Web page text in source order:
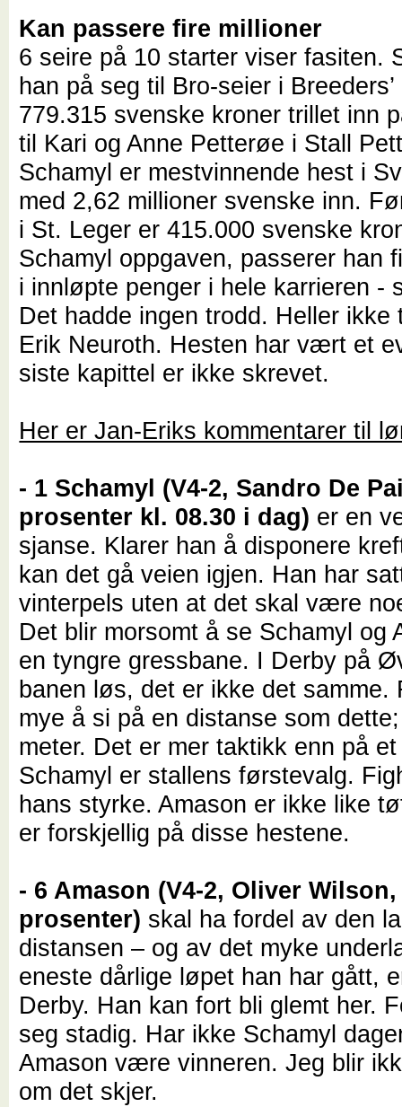
Kan passere fire millioner
6 seire på 10 starter viser fasiten.
han på seg til Bro-seier i
779.315 svenske kroner trillet inn
til Kari og Anne Petterøe i Stall
Schamyl er mestvinnende hest i
med 2,62 millioner svenske inn.
i St. Leger er 415.000 svenske
Schamyl oppgaven, passerer han
i innløpte penger i hele karrieren -
Det hadde ingen trodd. Heller ikke
Erik Neuroth. Hesten har vært et
siste kapittel er ikke skrevet.
Her er Jan-Eriks kommentarer til
- 1 Schamyl (V4-2, Sandro De
prosenter kl. 08.30 i dag) er en
sjanse. Klarer han å disponere
kan det gå veien igjen. Han har
vinterpels uten at det skal være
Det blir morsomt å se Schamyl og
en tyngre gressbane. I Derby på
banen løs, det er ikke det samme.
mye å si på en distanse som
meter. Det er mer taktikk enn på
Schamyl er stallens førstevalg.
hans styrke. Amason er ikke like
er forskjellig på disse hestene.
- 6 Amason (V4-2, Oliver Wilson,
prosenter) skal ha fordel av den
distansen – og av det myke
eneste dårlige løpet han har gått,
Derby. Han kan fort bli glemt her.
seg stadig. Har ikke Schamyl
Amason være vinneren. Jeg blir
om det skjer.